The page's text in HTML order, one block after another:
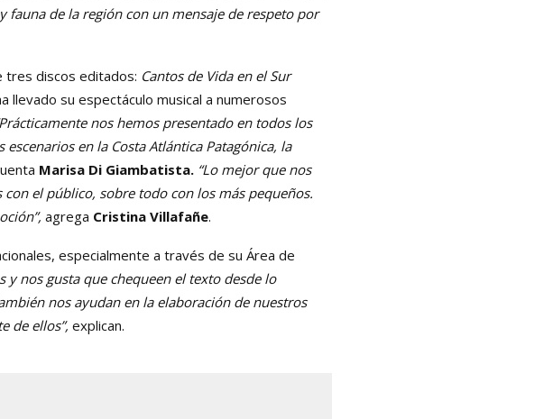
fauna de la región con un mensaje de respeto por
tres discos editados: Cantos de Vida en el Sur
llevado su espectáculo musical a numerosos
nos hemos presentado en todos los
en la Costa Atlántica Patagónica, la
Marisa Di Giambatista. “Lo mejor que nos
el público, sobre todo con los más pequeños.
agrega Cristina Villafañe.
especialmente a través de su Área de
y nos gusta que chequeen el texto desde lo
nos ayudan en la elaboración de nuestros
de ellos”,explican.